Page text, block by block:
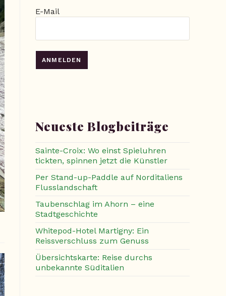
E-Mail
Neueste Blogbeiträge
Sainte-Croix: Wo einst Spieluhren
tickten, spinnen jetzt die Künstler
Per Stand-up-Paddle auf Norditaliens
Flusslandschaft
Taubenschlag im Ahorn – eine
Stadtgeschichte
Whitepod-Hotel Martigny: Ein
Reissverschluss zum Genuss
Übersichtskarte: Reise durchs
unbekannte Süditalien